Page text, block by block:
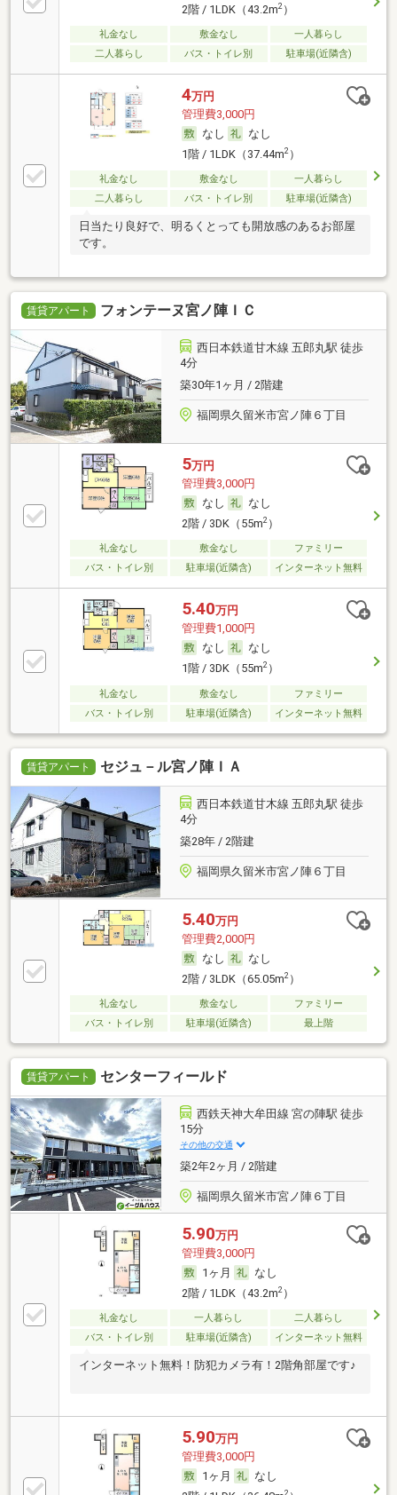
2階 / 1LDK（43.2m2）
礼金なし 敷金なし
一人暮らし
二人暮らし
バス・トイレ別 駐車場(近隣含)
4万円
管理費3,000円
なし
なし
1階 / 1LDK（37.44m2）
礼金なし 敷金なし
一人暮らし
二人暮らし
バス・トイレ別 駐車場(近隣含)
日当たり良好で、明るくとっても開放感のあるお部屋
です。
賃貸アパート フォンテーヌ宮ノ陣ＩＣ
西日本鉄道甘木線 五郎丸駅 徒歩
4分
築30年1ヶ月 / 2階建
福岡県久留米市宮ノ陣６丁目
5万円
管理費3,000円
なし
なし
2階 / 3DK（55m2）
礼金なし 敷金なし
ファミリー
バス・トイレ別
駐車場(近隣含) インターネット無料
5.40万円
管理費1,000円
なし
なし
1階 / 3DK（55m2）
礼金なし 敷金なし
ファミリー
バス・トイレ別
駐車場(近隣含) インターネット無料
賃貸アパート セジュ－ル宮ノ陣ＩＡ
西日本鉄道甘木線 五郎丸駅 徒歩
4分
築28年 / 2階建
福岡県久留米市宮ノ陣６丁目
5.40万円
管理費2,000円
なし
なし
2階 / 3LDK（65.05m2）
礼金なし 敷金なし
ファミリー
バス・トイレ別
駐車場(近隣含) 最上階
賃貸アパート センターフィールド
西鉄天神大牟田線 宮の陣駅 徒歩
15分
その他の交通
築2年2ヶ月 / 2階建
福岡県久留米市宮ノ陣６丁目
5.90万円
管理費3,000円
1ヶ月
なし
2階 / 1LDK（43.2m2）
礼金なし 一人暮らし
二人暮らし
バス・トイレ別
駐車場(近隣含) インターネット無料
インターネット無料！防犯カメラ有！2階角部屋です♪
5.90万円
管理費3,000円
1ヶ月
なし